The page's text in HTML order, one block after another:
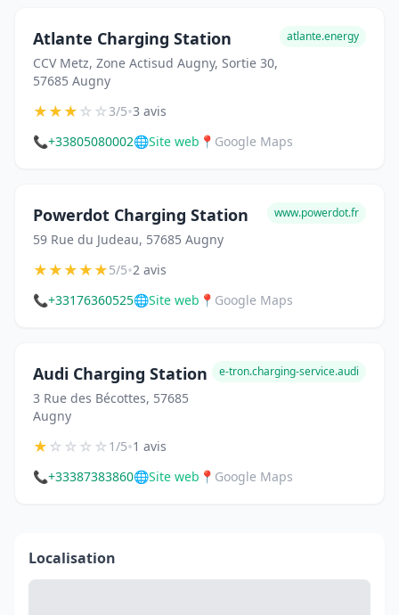
Atlante Charging Station
CCV Metz, Zone Actisud Augny, Sortie 30,
57685 Augny
atlante.energy
★★★☆☆3/5•3 avis
📞+33805080002🌐Site web 📍 Google Maps
Powerdot Charging Station
59 Rue du Judeau, 57685 Augny
www.powerdot.fr
★★★★★5/5•2 avis
📞+33176360525🌐Site web 📍 Google Maps
Audi Charging Station
3 Rue des Bécottes, 57685
Augny
e-tron.charging-service.audi
★☆☆☆☆1/5•1 avis
📞+33387383860🌐Site web 📍 Google Maps
Localisation